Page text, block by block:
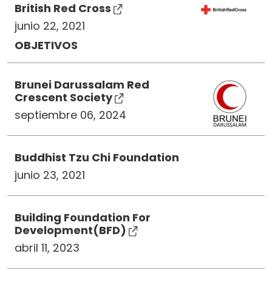
British Red Cross
junio 22, 2021
OBJETIVOS
Brunei Darussalam Red
Crescent Society
septiembre 06, 2024
Buddhist Tzu Chi Foundation
junio 23, 2021
Building Foundation For
Development(BFD)
abril 11, 2023